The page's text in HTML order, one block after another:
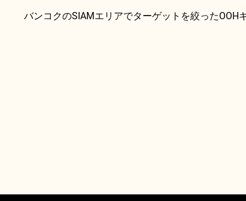
バンコクのSIAMエリアでターゲットを絞った